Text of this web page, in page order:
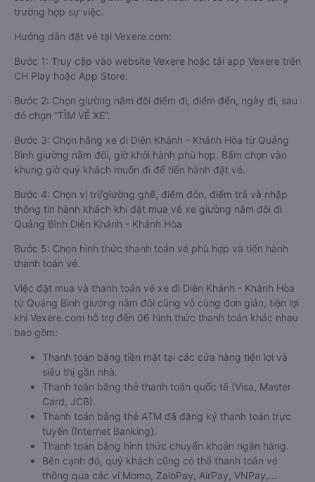
trường hợp sự việc.
Hướng dẫn đặt vé tại Vexere.com:
Bước 1: Truy cập vào website Vexere hoặc tải app Vexere trên
CH Play hoặc App Store.
Bước 2: Chọn giường nằm đôi điểm đi, điểm đến, ngày đi, sau
đó chọn “TÌM VÉ XE”.
Bước 3: Chọn hãng xe đi Diên Khánh - Khánh Hòa từ Quảng
Bình giường nằm đôi, giờ khởi hành phù hợp. Bấm chọn vào
khung giờ quý khách muốn đi để tiến hành đặt vé.
Bước 4: Chọn vị trí/giường ghế, điểm đón, điểm trả và nhập
thông tin hành khách khi đặt mua vé xe giường nằm đôi đi
Quảng Bình Diên Khánh - Khánh Hòa
Bước 5: Chọn hình thức thanh toán vé phù hợp và tiến hành
thanh toán vé.
Việc đặt mua và thanh toán vé xe đi Diên Khánh - Khánh Hòa
từ Quảng Bình giường nằm đôi cũng vô cùng đơn giản, tiện lợi
khi Vexere.com hỗ trợ đến 06 hình thức thanh toán khác nhau
bao gồm:
Thanh toán bằng tiền mặt tại các cửa hàng tiện lợi và
siêu thị gần nhà.
Thanh toán bằng thẻ thanh toán quốc tế (Visa, Master
Card, JCB).
Thanh toán bằng thẻ ATM đã đăng ký thanh toán trực
tuyến (Internet Banking).
Thanh toán bằng hình thức chuyển khoản ngân hàng.
Bên cạnh đó, quý khách cũng có thể thanh toán vé
thông qua các ví Momo, ZaloPay, AirPay, VNPay,…